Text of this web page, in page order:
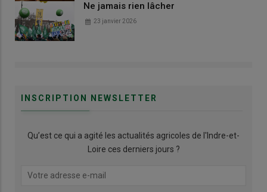
Ne jamais rien lâcher
23 janvier 2026
INSCRIPTION NEWSLETTER
Qu’est ce qui a agité les actualités agricoles de l'Indre-et-
Loire ces derniers jours ?